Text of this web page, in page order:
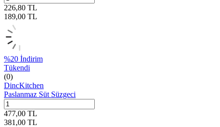
226,80 TL
189,00 TL
%20 İndirim
Tükendi
(0)
DincKitchen
Paslanmaz Süt Süzgeci
477,00 TL
381,00 TL